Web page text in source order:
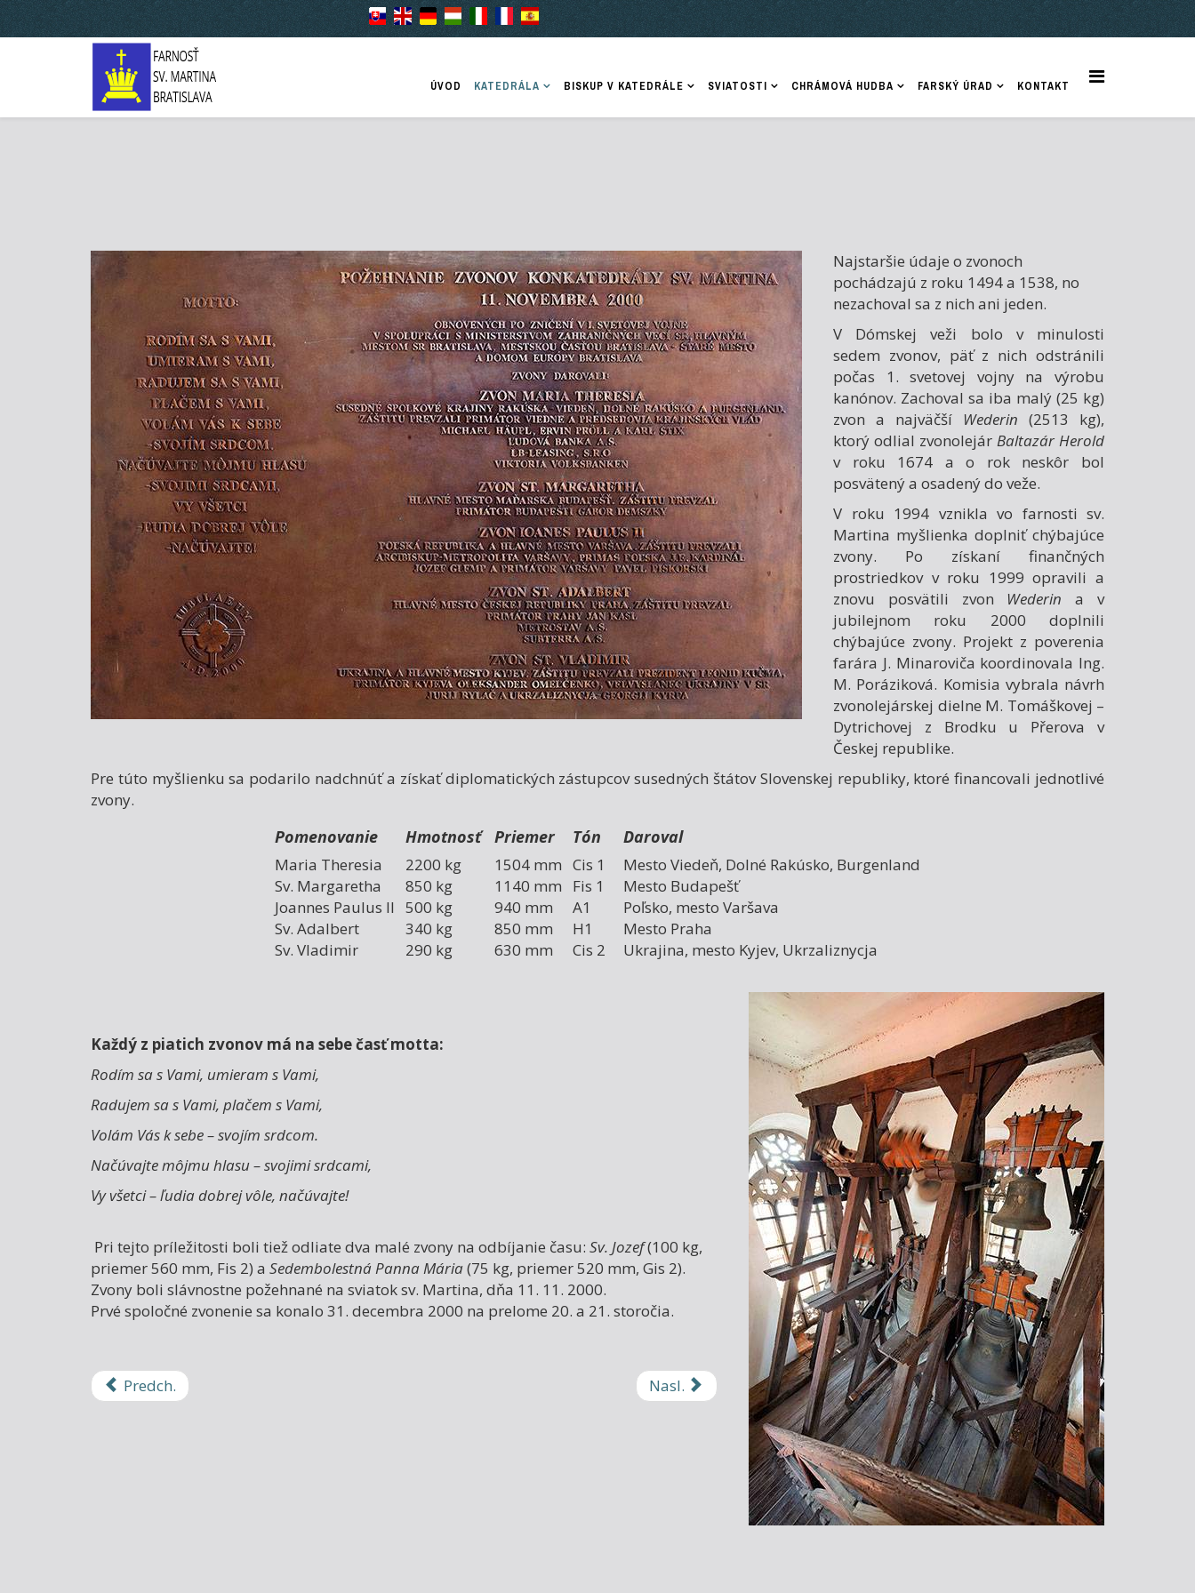
ÚVOD KATEDRÁLA BISKUP V KATEDRÁLE SVIATOSTI CHRÁMOVÁ HUDBA FARSKÝ ÚRAD KONTAKT
Najstaršie údaje o zvonoch
pochádzajú z roku 1494 a 1538, no
nezachoval sa z nich ani jeden.
V Dómskej veži bolo v minulosti
sedem zvonov, päť z nich odstránili
počas 1. svetovej vojny na výrobu
kanónov. Zachoval sa iba malý (25 kg)
zvon a najväčší Wederin (2513 kg),
ktorý odlial zvonolejár Baltazár Herold
v roku 1674 a o rok neskôr bol
posvätený a osadený do veže.
V roku 1994 vznikla vo farnosti sv.
Martina myšlienka doplniť chýbajúce
zvony. Po získaní finančných
prostriedkov v roku 1999 opravili a
znovu posvätili zvon Wederin a v
jubilejnom roku 2000 doplnili
chýbajúce zvony. Projekt z poverenia
farára J. Minaroviča koordinovala Ing.
M. Poráziková. Komisia vybrala návrh
zvonolejárskej dielne M. Tomáškovej –
Dytrichovej z Brodku u Přerova v
Českej republike.
Pre túto myšlienku sa podarilo nadchnúť a získať diplomatických zástupcov susedných štátov Slovenskej republiky, ktoré financovali jednotlivé
zvony.
Pomenovanie Hmotnosť Priemer Tón Daroval
Maria Theresia 2200 kg 1504 mm Cis 1
Mesto Viedeň, Dolné Rakúsko, Burgenland
Sv. Margaretha
850 kg 1140 mm Fis 1
Mesto Budapešť
Joannes Paulus II 500 kg 940 mm A1
Poľsko, mesto Varšava
Sv. Adalbert
340 kg 850 mm H1
Mesto Praha
Sv. Vladimir
290 kg 630 mm Cis 2 Ukrajina, mesto Kyjev, Ukrzaliznycja
Každý z piatich zvonov má na sebe časť motta:
Rodím sa s Vami, umieram s Vami,
Radujem sa s Vami, plačem s Vami,
Volám Vás k sebe – svojím srdcom.
Načúvajte môjmu hlasu – svojimi srdcami,
Vy všetci – ľudia dobrej vôle, načúvajte!
Pri tejto príležitosti boli tiež odliate dva malé zvony na odbíjanie času: Sv. Jozef(100 kg,
priemer 560 mm, Fis 2) a Sedembolestná Panna Mária(75 kg, priemer 520 mm, Gis 2).
Zvony boli slávnostne požehnané na sviatok sv. Martina, dňa 11. 11. 2000.
Prvé spoločné zvonenie sa konalo 31. decembra 2000 na prelome 20. a 21. storočia.
Predch. Nasl.